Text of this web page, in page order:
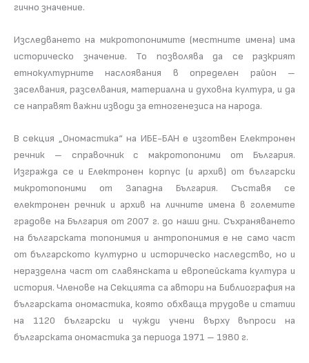
гич­но зна­че­ние.
Изследването на микротопонимите (местните имена) има
историческо значение. То позволява да се разкрият
етнокултурните наслоявания в определен район –
заселвания, разселвания, материална и духовна култура, и да
се направят важни изводи за етногенезиса на народа.
В секция „Ономастика“ на ИБЕ-БАН е изготвен Електронен
речник – справочник с макротопоними от България.
Изгражда се и Електронен корпус (и архив) от български
микро­то­по­ни­ми от Западна България. Съставя се
електронен речник и архив на личните имена в големите
градове на България от 2007 г. до наши дни. Съхраняването
на българската топонимия и антропонимия е не само част
от българското културно и историческо наследство, но и
нераз­дел­на част от славянската и европейската култура и
история. Членове на Секцията са автори на Библиография на
българската ономастика, която обхваща трудове и статии
на 1120 български и чужди учени върху въпроси на
българската ономастика за периода 1971 – 1980 г.